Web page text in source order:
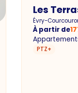
Les
Évry-
À partir de
PTZ+